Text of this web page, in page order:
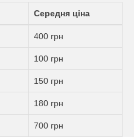
Середня ціна
400 грн
100 грн
150 грн
180 грн
700 грн